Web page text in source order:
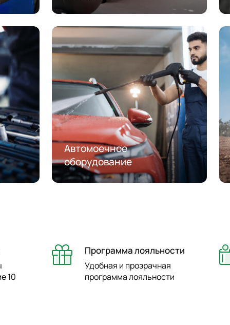
Автомоечное
оборудование
10
Программа лояльности
Удобная и прозрачная
программа лояльности